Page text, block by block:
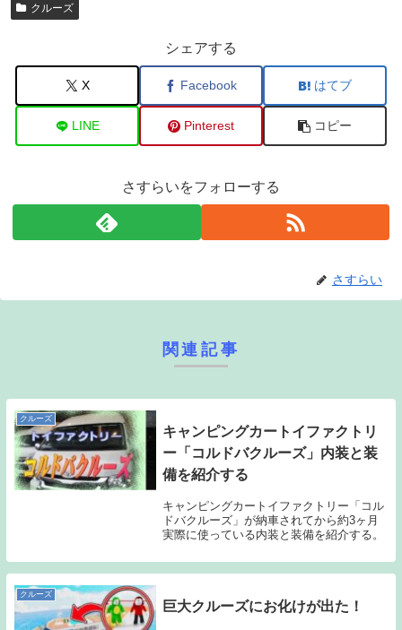
クルーズ
シェアする
X Facebook はてブ
LINE Pinterest コピー
さすらいをフォローする
さすらい
関連記事
クルーズ
キャンピングカートイファクトリ
ー「コルドバクルーズ」内装と装
備を紹介する
キャンピングカートイファクトリー「コル
ドバクルーズ」が納車されてから約3ヶ月
実際に使っている内装と装備を紹介する。
クルーズ
巨大クルーズにお化けが出た！